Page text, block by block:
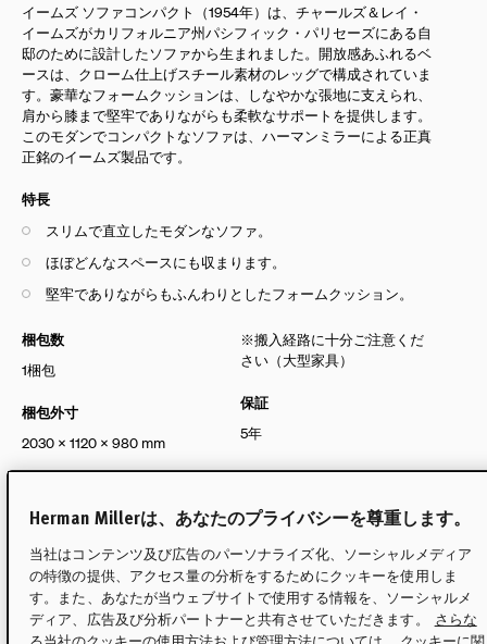
イームズ ソファコンパクト（1954年）は、チャールズ＆レイ・
イームズがカリフォルニア州パシフィック・パリセーズにある自
邸のために設計したソファから生まれました。開放感あふれるベ
ースは、クローム仕上げスチール素材のレッグで構成されていま
す。豪華なフォームクッションは、しなやかな張地に支えられ、
肩から膝まで堅牢でありながらも柔軟なサポートを提供します。
このモダンでコンパクトなソファは、ハーマンミラーによる正真
正銘のイームズ製品です。
特長
スリムで直立したモダンなソファ。
ほぼどんなスペースにも収まります。
堅牢でありながらもふんわりとしたフォームクッション。
梱包数
1梱包
梱包外寸
2030 X 1120 X 980 mm
約110kg
組立
不要
※搬入経路に十分ご注意くだ
さい（大型家具）
保証
5年
Herman Millerは、あなたのプライバシーを尊重します。
当社はコンテンツ及び広告のパーソナライズ化、ソーシャルメディア
の特徴の提供、アクセス量の分析をするためにクッキーを使用しま
す。また、あなたが当ウェブサイトで使用する情報を、ソーシャルメ
ディア、広告及び分析パートナーと共有させていただきます。
さらな